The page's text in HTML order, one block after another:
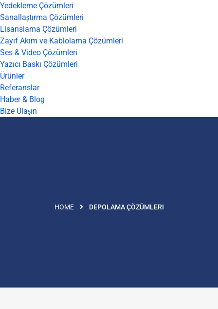
Yedekleme Çözümleri
Sanallaştırma Çözümleri
Lisanslama Çözümleri
Zayıf Akım ve Kablolama Çözümleri
Ses & Video Çözümleri
Yazıcı Baskı Çözümleri
Ürünler
Referanslar
Haber & Blog
Bize Ulaşın
HOME DEPOLAMA ÇÖZÜMLERI